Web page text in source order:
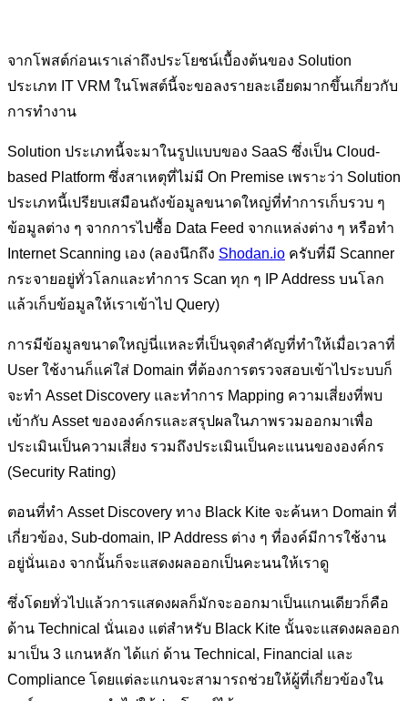
จากโพสต์ก่อนเราเล่าถึงประโยชน์เบื้องต้นของ Solution
ประเภท IT VRM ในโพสต์นี้จะขอลงรายละเอียดมากขึ้นเกี่ยวกับ
การทำงาน
Solution ประเภทนี้จะมาในรูปแบบของ SaaS ซึ่งเป็น Cloud-
based Platform ซึ่งสาเหตุที่ไม่มี On Premise เพราะว่า Solution
ประเภทนี้เปรียบเสมือนถังข้อมูลขนาดใหญ่ที่ทำการเก็บรวบ ๆ
ข้อมูลต่าง ๆ จากการไปซื้อ Data Feed จากแหล่งต่าง ๆ หรือทำ
Internet Scanning เอง (ลองนึกถึง Shodan.io ครับที่มี Scanner
กระจายอยู่ทั่วโลกและทำการ Scan ทุก ๆ IP Address บนโลก
แล้วเก็บข้อมูลให้เราเข้าไป Query)
การมีข้อมูลขนาดใหญ่นี่แหละที่เป็นจุดสำคัญที่ทำให้เมื่อเวลาที่
User ใช้งานก็แค่ใส่ Domain ที่ต้องการตรวจสอบเข้าไประบบก็
จะทำ Asset Discovery และทำการ Mapping ความเสี่ยงที่พบ
เข้ากับ Asset ขององค์กรและสรุปผลในภาพรวมออกมาเพื่อ
ประเมินเป็นความเสี่ยง รวมถึงประเมินเป็นคะแนนขององค์กร
(Security Rating)
ตอนที่ทำ Asset Discovery ทาง Black Kite จะค้นหา Domain ที่
เกี่ยวข้อง, Sub-domain, IP Address ต่าง ๆ ที่องค์มีการใช้งาน
อยู่นั่นเอง จากนั้นก็จะแสดงผลออกเป็นคะนนให้เราดู
ซึ่งโดยทั่วไปแล้วการแสดงผลก็มักจะออกมาเป็นแกนเดียวก็คือ
ด้าน Technical นั่นเอง แต่สำหรับ Black Kite นั้นจะแสดงผลออก
มาเป็น 3 แกนหลัก ได้แก่ ด้าน Technical, Financial และ
Compliance โดยแต่ละแกนจะสามารถช่วยให้ผู้ที่เกี่ยวข้องใน